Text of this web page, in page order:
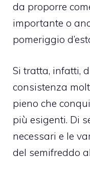
da proporre
importante o
pomeriggio
Si tratta, infatti,
consistenza
pieno che
più esigenti. Di
necessari e le
del semifreddo